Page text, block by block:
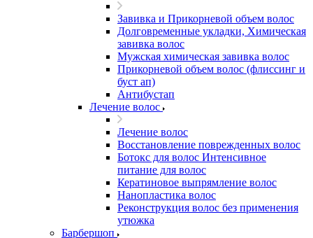
Завивка и Прикорневой объем волос
Долговременные укладки, Химическая
завивка волос
Мужская химическая завивка волос
Прикорневой объем волос (флиссинг и
буст ап)
Антибустап
Лечение волос
Лечение волос
Восстановление поврежденных волос
Бoтокс для волос Интенсивное
питание для волос
Кератиновое выпрямление волос
Нанопластика волос
Реконструкция волос без применения
утюжка
Барбершоп